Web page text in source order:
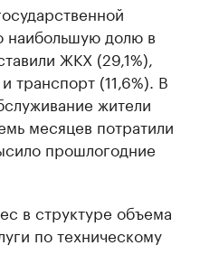
наибольшую долю в
ЖКХ (29,1%),
транспорт (11,6%). В
жители
месяцев потратили
прошлогодние
в структуре объема
по техническому